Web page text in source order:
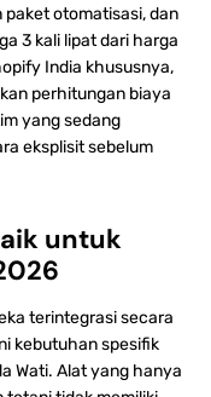
otomatisasi, dan
3 kali lipat dari harga
India khususnya,
perhitungan biaya
yang sedang
eksplisit sebelum
untuk
terintegrasi secara
kebutuhan spesifik
Wati. Alat yang hanya